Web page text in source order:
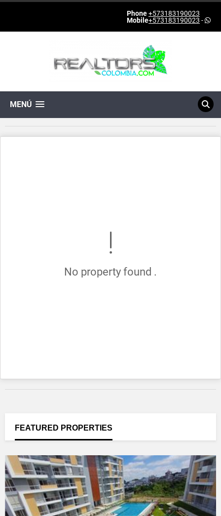
Phone+573183190023
Mobile+573183190023 -
MENÚ
No property found .
FEATURED PROPERTIES